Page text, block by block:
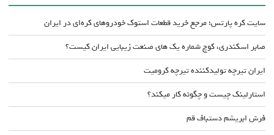
سایت کره پارتس؛ مرجع خرید قطعات استوک خودروهای کره‌ای در ایران
صابر اسکندری، کوچ شماره یک های صنعت زیبایی ایران کیست؟
ایران تیرچه تولیدکننده تیرچه کرومیت
استارلینک چیست و چگونه کار میکند؟
فرش ابریشم دستباف قم